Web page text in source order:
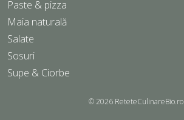
Paste & pizza
Maia naturală
Salate
Sosuri
Supe & Ciorbe
© 2026 ReteteCulinareBio.ro